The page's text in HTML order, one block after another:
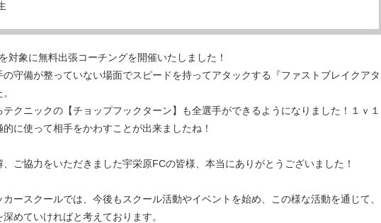
対象に無料出張コーチングを開催いたしました！
守備が整っていない場面でスピードを持ってアタックする『ファストブレイクアタ
クニックの【チョップフックターン】も全選手ができるようになりました！１ｖ１
に使って相手をかわすことが出来ましたね！
ご協力をいただきました宇栄原FCの皆様、本当にありがとうございました！
ースクールでは、今後もスクール活動やイベントを始め、この様な活動を通じて、
めていければと考えております。